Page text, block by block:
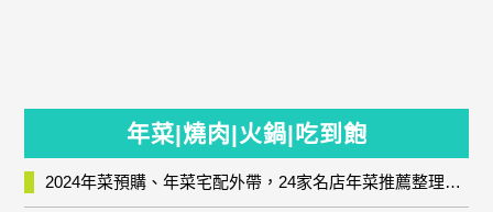
年菜|燒肉|火鍋|吃到飽
2024年菜預購、年菜宅配外帶，24家名店年菜推薦整理，圍爐輕鬆上菜團圓趣